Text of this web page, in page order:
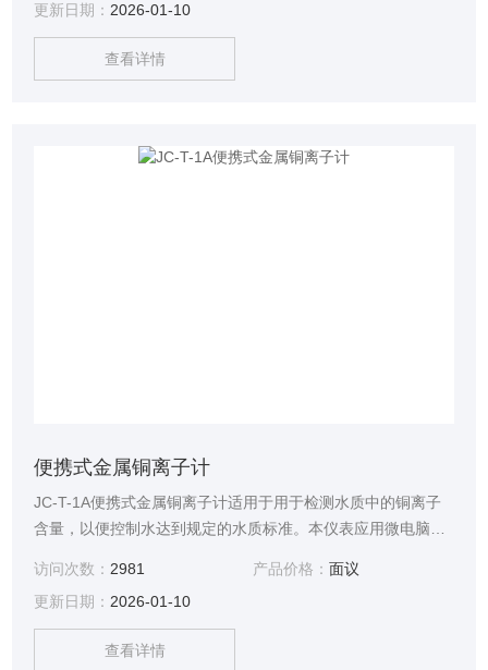
加经济。
更新日期：2026-01-10
查看详情
便携式金属铜离子计
JC-T-1A便携式金属铜离子计适用于用于检测水质中的铜离子
含量，以便控制水达到规定的水质标准。本仪表应用微电脑光
因此测量分辨率大大提高。
访问次数：2981 产品价格： 面议
更新日期：2026-01-10
查看详情